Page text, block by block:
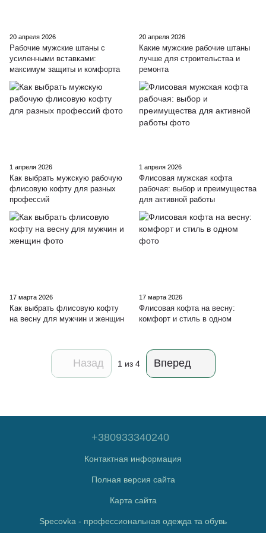
20 апреля 2026
Рабочие мужские штаны с
усиленными вставками:
максимум защиты и комфорта
20 апреля 2026
Какие мужские рабочие штаны
лучше для строительства и
ремонта
1 апреля 2026
Как выбрать мужскую рабочую
флисовую кофту для разных
профессий
1 апреля 2026
Флисовая мужская кофта
рабочая: выбор и преимущества
для активной работы
17 марта 2026
Как выбрать флисовую кофту
на весну для мужчин и женщин
17 марта 2026
Флисовая кофта на весну:
комфорт и стиль в одном
Назад 1 из 4 Вперед
+380933340240
Контактная информация
Полная версия сайта
Карта сайта
Specovka - профессиональная одежда та обувь